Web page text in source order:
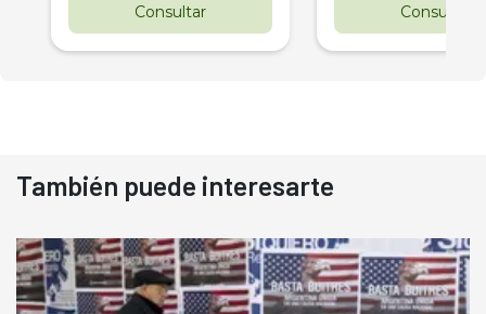
Consultar Consultar
También puede interesarte